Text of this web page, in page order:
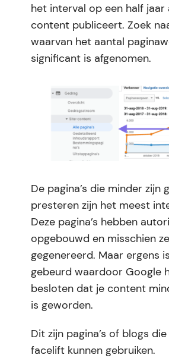
het interval op een half jaar
content publiceert. Zoek
waarvan het aantal
significant is afgenomen.
De pagina’s die minder zijn
presteren zijn het meest
Deze pagina’s hebben
opgebouwd en misschien
gegenereerd. Maar ergens
gebeurd waardoor Google
besloten dat je content
is geworden.
Dit zijn pagina’s of blogs
facelift kunnen gebruiken.